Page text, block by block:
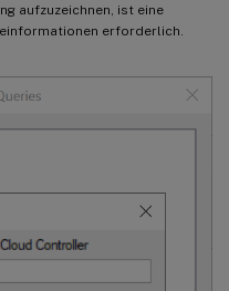
aufzuzeichnen, ist eine
erforderlich.